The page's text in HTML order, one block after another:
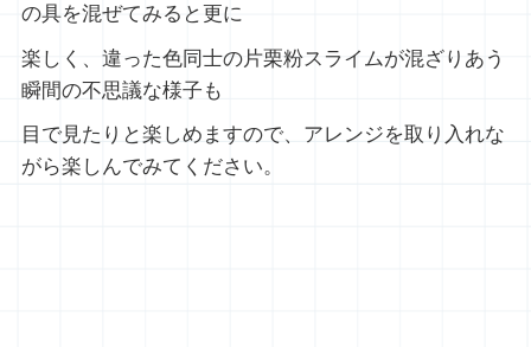
の具を混ぜてみると更に
楽しく、違った色同士の片栗粉スライムが混ざりあう
瞬間の不思議な様子も
目で見たりと楽しめますので、アレンジを取り入れな
がら楽しんでみてください。